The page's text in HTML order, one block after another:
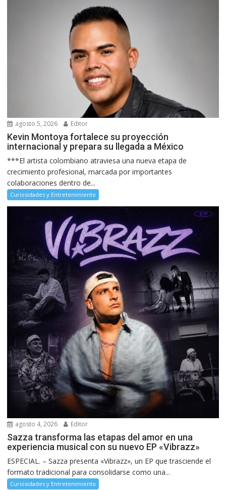
agosto 5, 2026 Editor
Kevin Montoya fortalece su proyección
internacional y prepara su llegada a México
***El artista colombiano atraviesa una nueva etapa de
crecimiento profesional, marcada por importantes
colaboraciones dentro de...
Curiosidades y Entretenimiento
agosto 4, 2026 Editor
Sazza transforma las etapas del amor en una
experiencia musical con su nuevo EP «Vibrazz»
ESPECIAL. – Sazza presenta «Vibrazz», un EP que trasciende el
formato tradicional para consolidarse como una...
Curiosidades y Entretenimiento